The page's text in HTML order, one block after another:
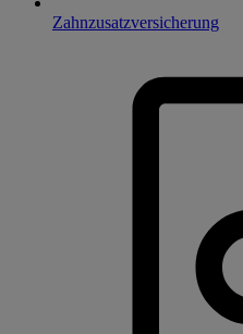
Zahnzusatzversicherung